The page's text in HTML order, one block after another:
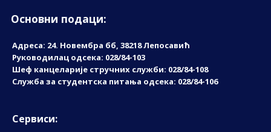
Основни подаци:
Адреса: 24. Новембрa бб, 38218 Лепосавић
Руководилац одсека: 028/84-103
Шеф канцеларије стручних служби: 028/84-108
Служба за студентска питања одсека: 028/84-106
Сервиси: